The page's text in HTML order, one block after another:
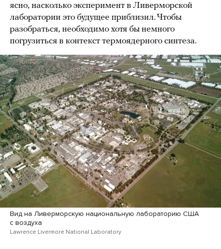
ясно, насколько эксперимент в Ливерморской
лаборатории это будущее приблизил. Чтобы
разобраться, необходимо хотя бы немного
погрузиться в контекст термоядерного синтеза.
Вид на Ливерморскую национальную лабораторию США
с воздуха
Lawrence Livermore National Laboratory